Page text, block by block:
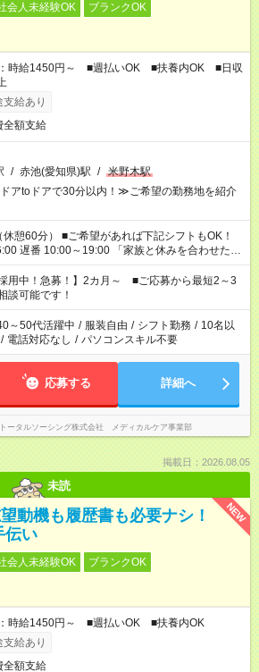
会人未経験OK
ブランクOK
時給1450円～ ■週払いOK ■扶養内OK ■日収
給あり
全額支給
/ 赤池(愛知県)駅 / 米野木駅
アtoドアで30分以内！≫ご希望の勤務地を紹介
あれば下記シフトもOK！
～19:00 「家族と休みを合わせた
って夕飯の準備がしたい」 「できれば残業はし
ご希望を教えてくださいね。 ※Wワーク希望
お仕事で希望する勤務時間と、もう1つのお仕事
計で週40時間を超える場合は応募できません。
採用中！急募！】2カ月～ ■ご応募から最短2～3
談可能です！
～50代活躍中 / 服装自由 / シフト勤務 / 10名以
/ 電話対応なし / パソコンスキル不要
応募する 詳細へ
ータルソーシング株式会社 メディカルケア事業部
掲載日：2026.08.05
未読
NEW
機も履歴書も必要ナシ！
伝い
会人未経験OK
ブランクOK
時給1450円～ ■週払いOK ■扶養内OK
給あり
全額支給